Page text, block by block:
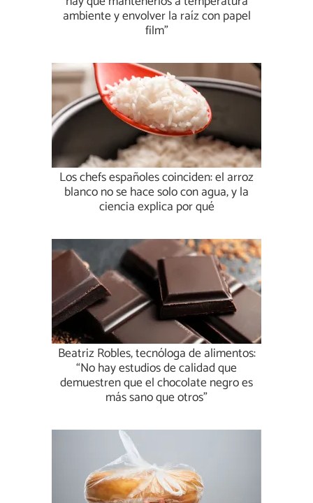
ambiente y envolver la raíz con papel
film”
Los chefs españoles coinciden: el arroz
blanco no se hace solo con agua, y la
ciencia explica por qué
Beatriz Robles, tecnóloga de alimentos:
“No hay estudios de calidad que
demuestren que el chocolate negro es
más sano que otros”